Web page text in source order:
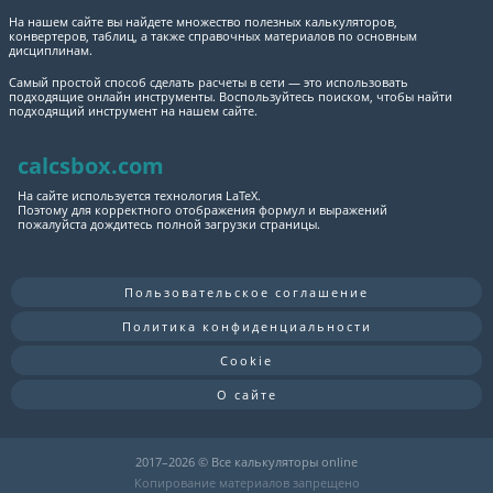
На нашем сайте вы найдете множество полезных калькуляторов,
конвертеров, таблиц, а также справочных материалов по основным
дисциплинам.
Самый простой способ сделать расчеты в сети — это использовать
подходящие онлайн инструменты. Воспользуйтесь поиском, чтобы найти
подходящий инструмент на нашем сайте.
calcsbox.com
На сайте используется технология LaTeX.
Поэтому для корректного отображения формул и выражений
пожалуйста дождитесь полной загрузки страницы.
Пользовательское соглашение
Политика конфиденциальности
Cookie
О сайте
2017–2026 © Все калькуляторы online
Копирование материалов запрещено